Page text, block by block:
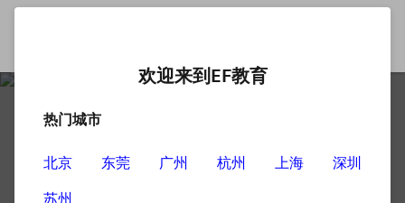
欢迎来到EF教育
热门城市
北京 东莞 广州 杭州 上海
深圳
苏州